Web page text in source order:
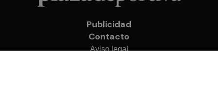
Publicidad
Contacto
Aviso legal